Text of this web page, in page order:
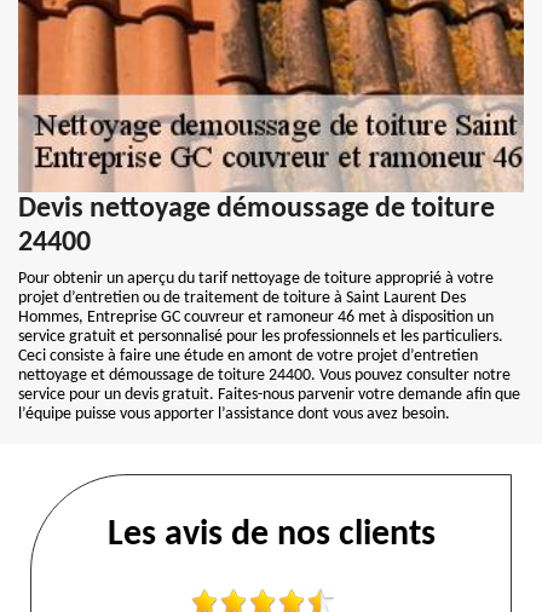
Devis nettoyage démoussage de toiture
24400
Pour obtenir un aperçu du tarif nettoyage de toiture approprié à votre
projet d’entretien ou de traitement de toiture à Saint Laurent Des
Hommes, Entreprise GC couvreur et ramoneur 46 met à disposition un
service gratuit et personnalisé pour les professionnels et les particuliers.
Ceci consiste à faire une étude en amont de votre projet d’entretien
nettoyage et démoussage de toiture 24400. Vous pouvez consulter notre
service pour un devis gratuit. Faites-nous parvenir votre demande afin que
l’équipe puisse vous apporter l’assistance dont vous avez besoin.
Les avis de nos clients